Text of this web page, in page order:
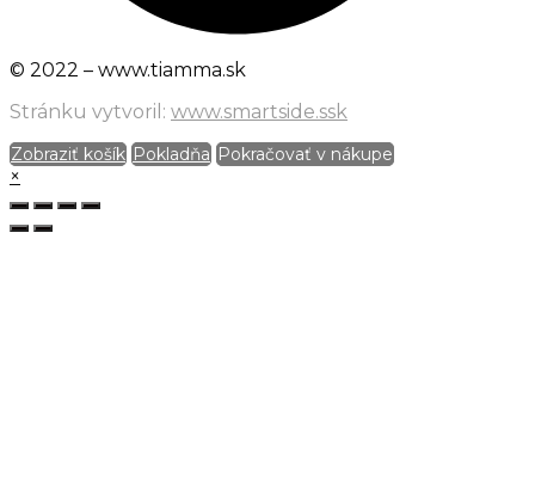
© 2022 – www.tiamma.sk
Stránku vytvoril: www.smartside.ssk
Zobraziť košík Pokladňa Pokračovať v nákupe
×